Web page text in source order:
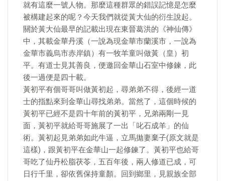
就有這麼一號人物。那麼這種群眾的錯誤記憶是怎麼
被構建起來的呢？今天我們就從黃大仙的衍生說起。
關於黃大仙最早的記載出現在東晉葛洪的《神仙傳》
中，其載金華丹溪（一說為現金華市蘭溪市，一說為
金華市義烏市赤岸鎮）有一牧羊童叫做黃（皇）初
平。有道士見其善良，便邀回金華山石室中修鍊，此
後一過便是四十載。
黃初平有個哥哥叫做黃初起，尋弟弟不得，後經一道
士的指點來到金華山尋找弟弟。當然了，這個時候的
黃初平已經不是四十年前的黃初平，兄弟兩剛一見
面，黃初平就給哥哥施展了一出「叱石成羊」的仙
術。黃初起見弟弟如此牛逼，立馬拋妻棄子(原文就是
這樣)，跟黃初平在金華山一起修鍊了。黃初平也給哥
哥吃了仙丹松脂茯苓，五百年後，兩人修道已成，可
日行千里，卻依舊保持童顏。回到鄉里，見親族全部